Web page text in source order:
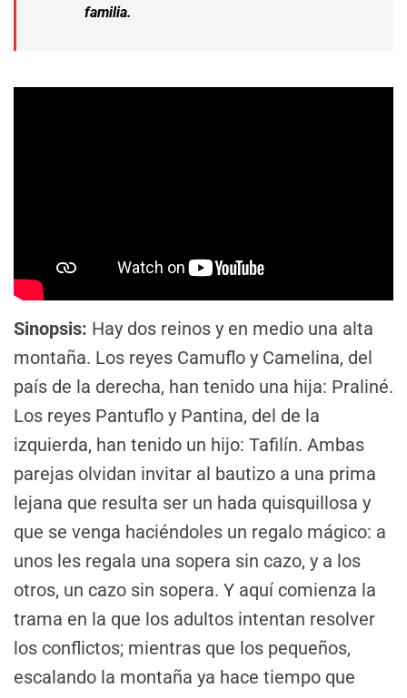
familia.
Sinopsis: Hay dos reinos y en medio una alta
montaña. Los reyes Camuflo y Camelina, del
país de la derecha, han tenido una hija: Praliné.
Los reyes Pantuflo y Pantina, del de la
izquierda, han tenido un hijo: Tafilín. Ambas
parejas olvidan invitar al bautizo a una prima
lejana que resulta ser un hada quisquillosa y
que se venga haciéndoles un regalo mágico: a
unos les regala una sopera sin cazo, y a los
otros, un cazo sin sopera. Y aquí comienza la
trama en la que los adultos intentan resolver
los conflictos; mientras que los pequeños,
escalando la montaña ya hace tiempo que